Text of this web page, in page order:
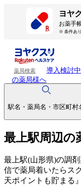
ヨヤ
お薬手
※ 条件あ
薬局検索
導入検討中
の薬局様へ
駅名・薬局名・市区町村
最上駅周辺の
最上駅(山形県)の調
信で薬局着いたらス
天ポイントも貯まる』